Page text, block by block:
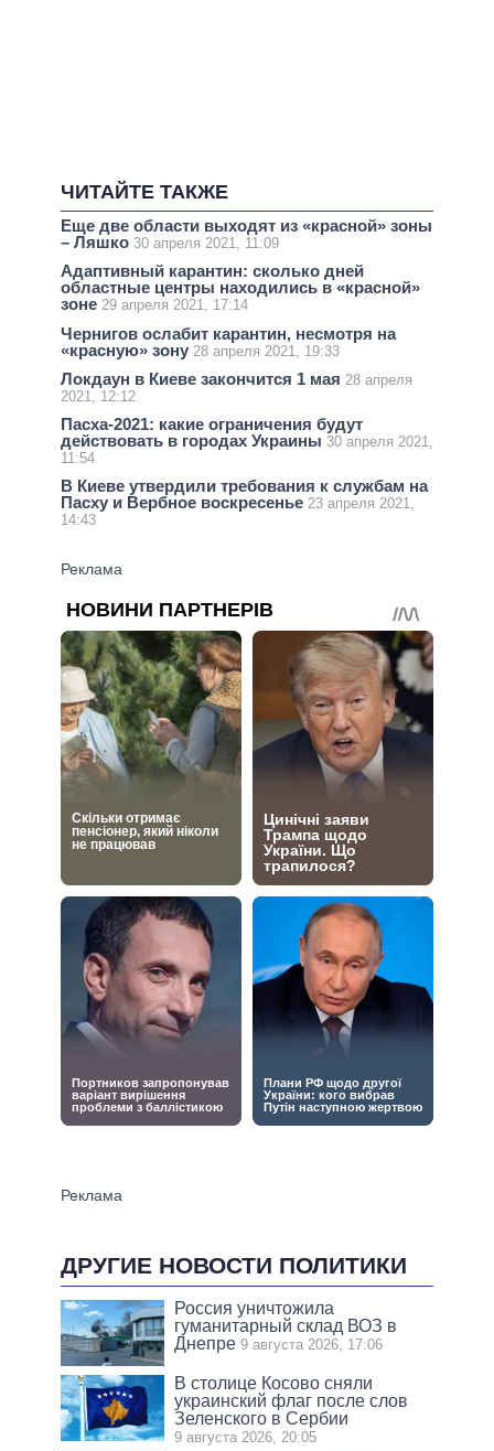
ЧИТАЙТЕ ТАКЖЕ
Еще две области выходят из «красной» зоны
– Ляшко 30 апреля 2021, 11:09
Адаптивный карантин: сколько дней
областные центры находились в «красной»
зоне 29 апреля 2021, 17:14
Чернигов ослабит карантин, несмотря на
«красную» зону 28 апреля 2021, 19:33
Локдаун в Киеве закончится 1 мая 28 апреля
2021, 12:12
Пасха-2021: какие ограничения будут
действовать в городах Украины 30 апреля 2021,
11:54
В Киеве утвердили требования к службам на
Пасху и Вербное воскресенье 23 апреля 2021,
14:43
ДРУГИЕ НОВОСТИ ПОЛИТИКИ
Россия уничтожила
гуманитарный склад ВОЗ в
Днепре 9 августа 2026, 17:06
В столице Косово сняли
украинский флаг после слов
Зеленского в Сербии
9 августа 2026, 20:05